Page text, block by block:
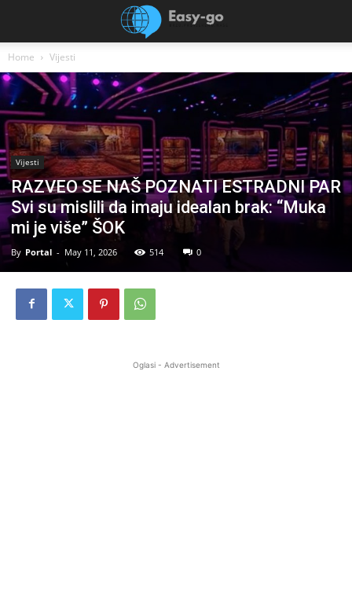
Home Vijesti
Vijesti
RAZVEO SE NAŠ POZNATI ESTRADNI PAR
Svi su mislili da imaju idealan brak: “Muka
mi je više” ŠOK
By Portal - May 11, 2026 514 0
Oglasi - Advertisement